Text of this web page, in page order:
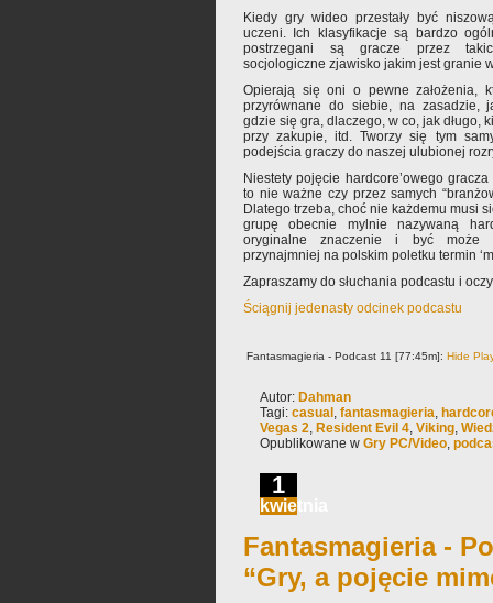
Kiedy gry wideo przestały być
uczeni. Ich klasyfikacje są bardzo
postrzegani są gracze przez
socjologiczne zjawisko jakim jest granie
Opierają się oni o pewne założenia,
przyrównane do siebie, na zasadzie,
gdzie się gra, dlaczego, w co, jak długo,
przy zakupie, itd. Tworzy się tym
podejścia graczy do naszej ulubionej
Niestety pojęcie hardcore’owego
to nie ważne czy przez samych
Dlatego trzeba, choć nie każdemu musi
grupę obecnie mylnie nazywaną
oryginalne znaczenie i być może
przynajmniej na polskim poletku termin
Zapraszamy do słuchania podcastu i
Ściągnij jedenasty odcinek podcastu
Fantasmagieria - Podcast 11 [77:45m]: Hide
Autor: Dahman
Tagi: casual , fantasmagieria,
Vegas 2, Resident Evil 4, Viking,
Opublikowane w Gry PC/Video,
1
kwietnia
Fantasmagieria -
“Gry, a pojęcie